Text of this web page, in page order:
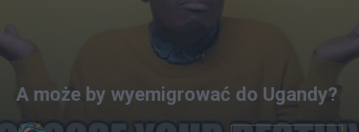
A może by wyemigrować do Ugandy?